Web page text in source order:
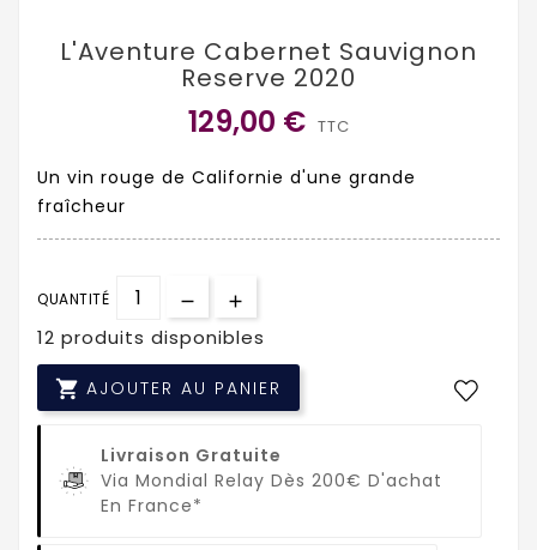
L'Aventure Cabernet Sauvignon
Reserve 2020
129,00 € TTC
Un vin rouge de Californie d'une grande
fraîcheur
QUANTITÉ
12 produits disponibles
 AJOUTER AU PANIER
Livraison Gratuite
Via Mondial Relay Dès 200€ D'achat
En France*